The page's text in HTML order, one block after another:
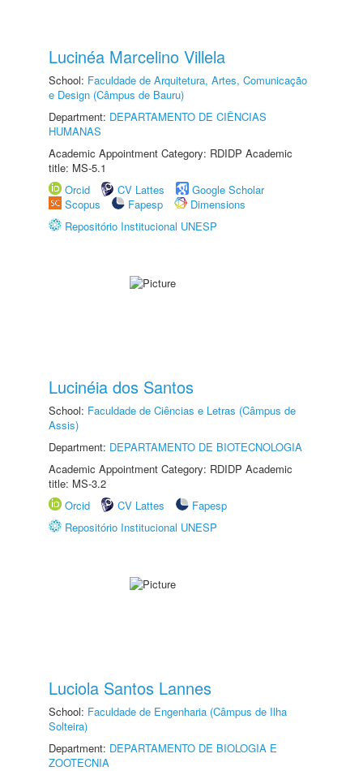
Lucinéa Marcelino Villela
School: Faculdade de Arquitetura, Artes, Comunicação
e Design (Câmpus de Bauru)
Department: DEPARTAMENTO DE CIÊNCIAS
HUMANAS
Academic Appointment Category: RDIDP Academic
title: MS-5.1
Orcid
CV Lattes
Google Scholar
Scopus
Fapesp
Dimensions
Repositório Institucional UNESP
Lucinéia dos Santos
School: Faculdade de Ciências e Letras (Câmpus de
Assis)
Department: DEPARTAMENTO DE BIOTECNOLOGIA
Academic Appointment Category: RDIDP Academic
title: MS-3.2
Orcid
CV Lattes
Fapesp
Repositório Institucional UNESP
Luciola Santos Lannes
School: Faculdade de Engenharia (Câmpus de Ilha
Solteira)
Department: DEPARTAMENTO DE BIOLOGIA E
ZOOTECNIA